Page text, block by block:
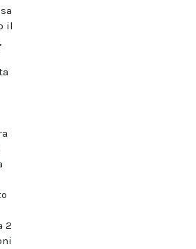
il
2